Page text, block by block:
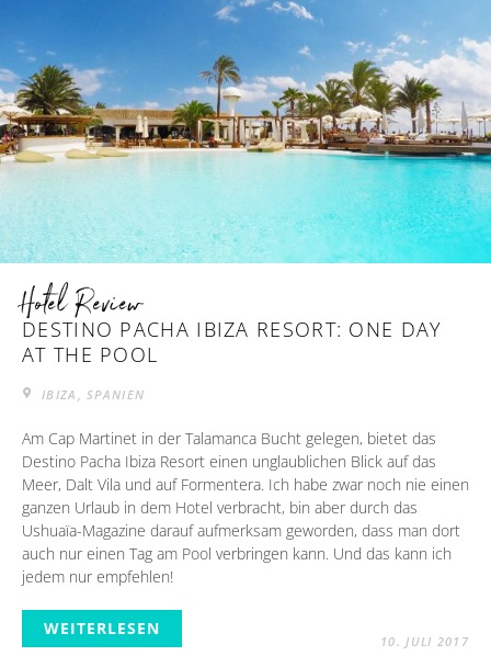
Hotel Review
DESTINO PACHA IBIZA RESORT: ONE DAY
AT THE POOL
IBIZA, SPANIEN
Am Cap Martinet in der Talamanca Bucht gelegen, bietet das
Destino Pacha Ibiza Resort einen unglaublichen Blick auf das
Meer, Dalt Vila und auf Formentera. Ich habe zwar noch nie einen
ganzen Urlaub in dem Hotel verbracht, bin aber durch das
Ushuaïa-Magazine darauf aufmerksam geworden, dass man dort
auch nur einen Tag am Pool verbringen kann. Und das kann ich
jedem nur empfehlen!
WEITERLESEN
10. JULI 2017